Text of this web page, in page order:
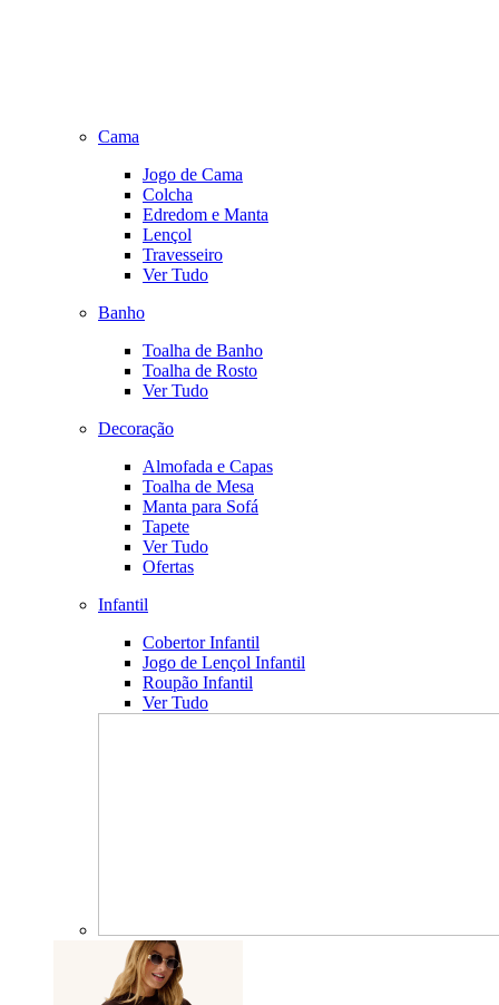
Cama
Jogo de Cama
Colcha
Edredom e Manta
Lençol
Travesseiro
Ver Tudo
Banho
Toalha de Banho
Toalha de Rosto
Ver Tudo
Decoração
Almofada e Capas
Toalha de Mesa
Manta para Sofá
Tapete
Ver Tudo
Ofertas
Infantil
Cobertor Infantil
Jogo de Lençol Infantil
Roupão Infantil
Ver Tudo